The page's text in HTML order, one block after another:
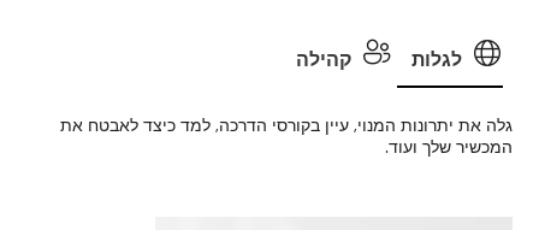
לגלות קהילה
גלה את יתרונות המנוי, עיין בקורסי הדרכה, למד כיצד לאבטח את
המכשיר שלך ועוד.